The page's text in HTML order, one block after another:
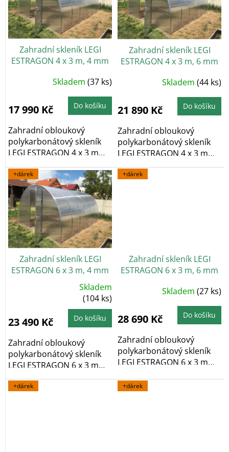
s
p
r
o
Zahradní skleník LEGI
ESTRAGON 4 x 3 m, 4 mm
v hodnotě 700 Kč ZDARMA
Průměrné
hodnocení
4,7
z
hvězdiček.
Skladem(37 ks)
17 990 Kč Do košíku
Zahradní obloukový
polykarbonátový skleník
LEGI ESTRAGON 4 x 3 m
Zahradní skleník LEGI
ESTRAGON 4 x 3 m, 6 mm
v hodnotě 700 Kč ZDARMA
Průměrné
hodnocení
4,8
z
hvězdiček.
Skladem(44 ks)
21 890 Kč Do košíku
Zahradní obloukový
polykarbonátový skleník
LEGI ESTRAGON 4 x 3 m
vyniká především...
+dárek
Zahradní skleník LEGI
ESTRAGON 6 x 3 m, 4 mm
+ 2x závěsná sada LEGI
v hodnotě 900 Kč ZDARMA
5,0
z
5
Skladem
(104 ks)
23 490 Kč Do košíku
Zahradní obloukový
polykarbonátový skleník
LEGI ESTRAGON 6 x 3 m
vyniká především...
+dárek
Zahradní skleník LEGI
ESTRAGON 6 x 3 m, 6 mm
v hodnotě 900 Kč ZDARMA
Průměrné
hodnocení
5,0
z
hvězdiček.
Skladem(27 ks)
28 690 Kč Do košíku
Zahradní obloukový
polykarbonátový skleník
LEGI ESTRAGON 6 x 3 m
+dárek +dárek